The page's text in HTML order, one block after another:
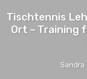
Tischtennis
Ort – Training
Sandra